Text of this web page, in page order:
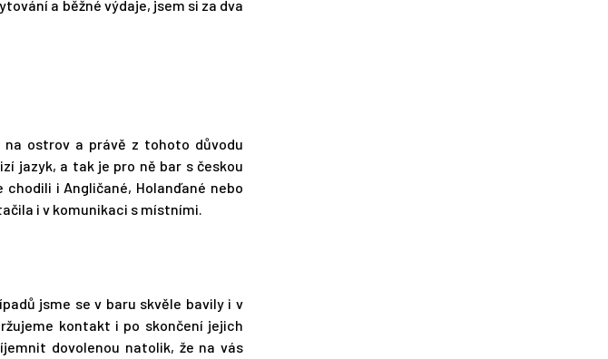
a běžné výdaje, jsem si za dva
ostrov a právě z tohoto důvodu
jazyk, a tak je pro ně bar s českou
i Angličané, Holanďané nebo
i v komunikaci s místními.
jsme se v baru skvěle bavily i v
kontakt i po skončení jejich
dovolenou natolik, že na vás